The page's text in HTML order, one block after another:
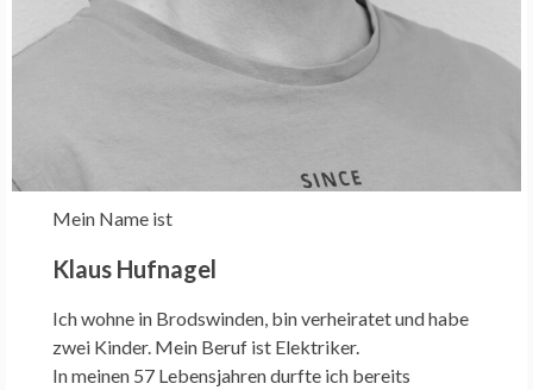
Mein Name ist
Klaus Hufnagel
Ich wohne in Brodswinden, bin verheiratet und habe
zwei Kinder. Mein Beruf ist Elektriker.
In meinen 57 Lebensjahren durfte ich bereits